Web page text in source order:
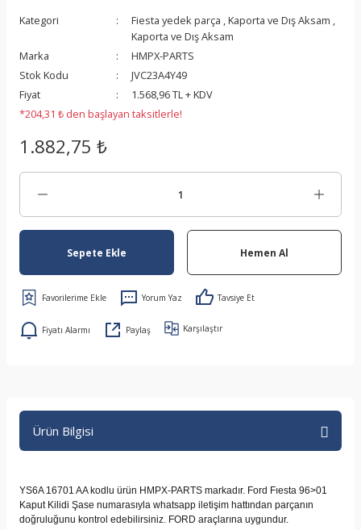
Kategori Fiesta yedek parça ,Kaporta ve Dış Aksam ,
Kaporta ve Dış Aksam
Marka
HMPX-PARTS
Stok Kodu
JVC23A4Y49
Fiyat
1.568,96 TL + KDV
*204,31 ₺ den başlayan taksitlerle!
1.882,75 ₺
Sepete Ekle Hemen Al
Yorum Yaz Tavsiye Et
Fiyatı Alarmı Paylaş Karşılaştır
Ürün Bilgisi
YS6A 16701 AA kodlu ürün HMPX-PARTS markadır. Ford Fıesta 96>01
Kaput Kilidi Şase numarasıyla whatsapp iletişim hattından parçanın
doğruluğunu kontrol edebilirsiniz. FORD araçlarına uygundur.